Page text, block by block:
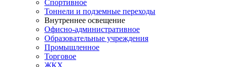
Спортивное
Тоннели и подземные переходы
Внутреннее освещение
Офисно-административное
Образовательные учреждения
Промышленное
Торговое
ЖКХ